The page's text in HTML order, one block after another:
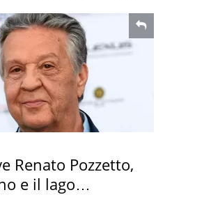
Renato Pozzetto,
e il lago